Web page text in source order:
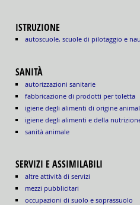
ISTRUZIONE
autoscuole, scuole di pilotaggio e
SANITÀ
autorizzazioni sanitarie
fabbricazione di prodotti per toletta
igiene degli alimenti di origine
igiene degli alimenti e della
sanità animale
SERVIZI E ASSIMILABILI
altre attività di servizi
mezzi pubblicitari
occupazioni di suolo e soprassuolo